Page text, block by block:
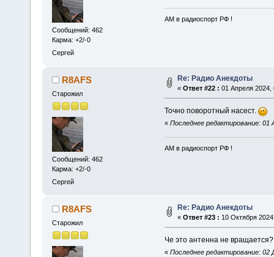
Сообщений: 462
Карма: +2/-0
Сергей
АМ в радиоспорт РФ !
R8AFS
Старожил
Сообщений: 462
Карма: +2/-0
Сергей
Re: Радио Анекдоты
« Ответ #22 : 01 Апреля 2024,
Точно поворотный насест.
« Последнее редактирование: 01
АМ в радиоспорт РФ !
R8AFS
Старожил
Re: Радио Анекдоты
« Ответ #23 : 10 Октября
Че это антенна не
« Последнее редактирование: 02